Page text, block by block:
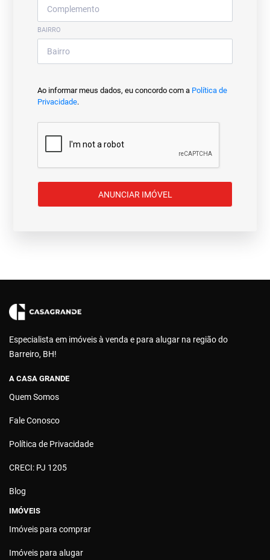
BAIRRO
Ao informar meus dados, eu concordo com a Política de
Privacidade.
ANUNCIAR IMÓVEL
Especialista em imóveis à venda e para alugar na região do
Barreiro, BH!
A CASA GRANDE
Quem Somos
Fale Conosco
Política de Privacidade
CRECI: PJ 1205
Blog
IMÓVEIS
Imóveis para comprar
Imóveis para alugar